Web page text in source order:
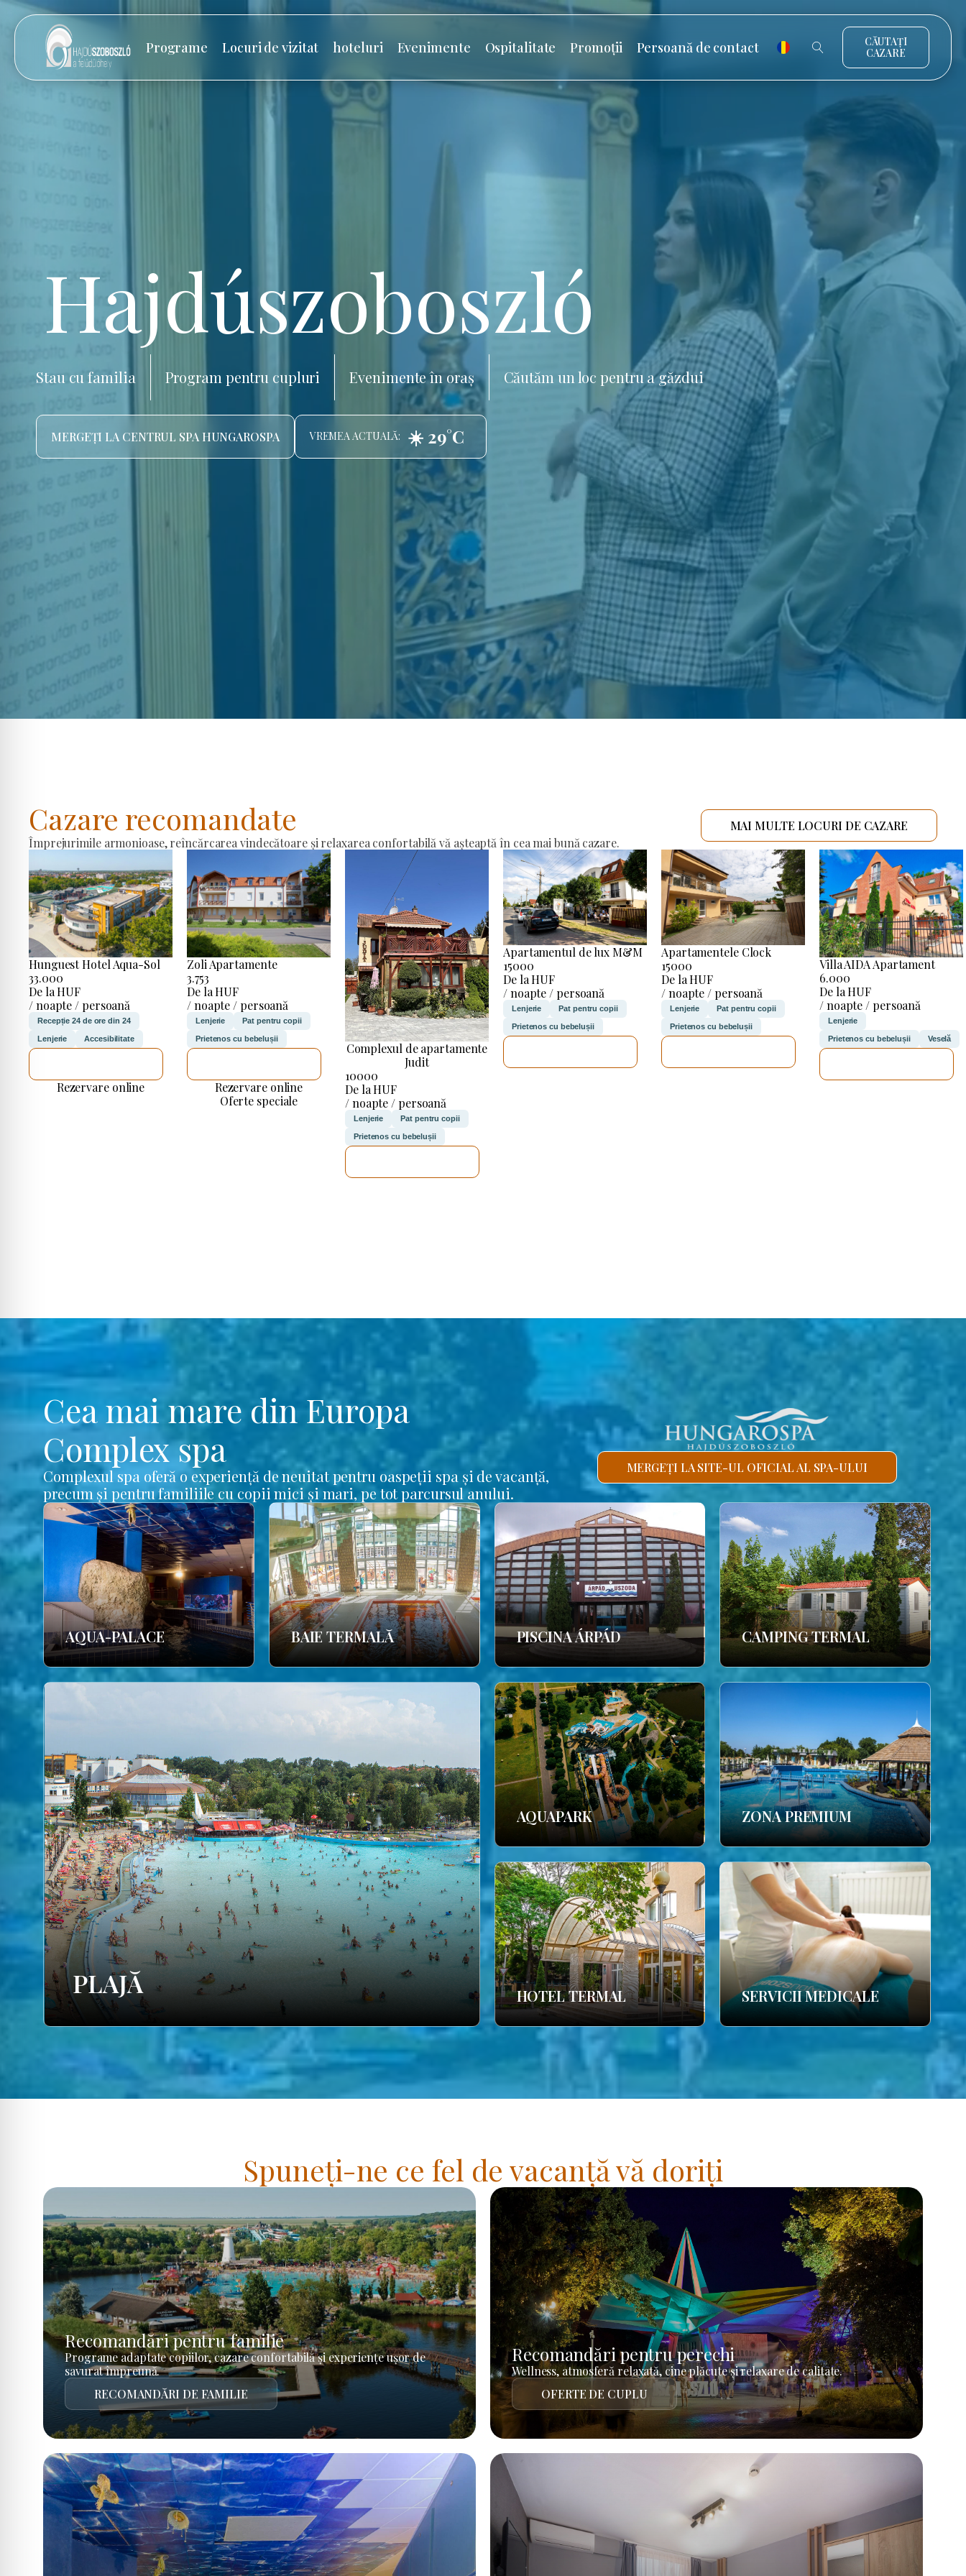
Programe Locuri de vizitat hoteluri Evenimente Ospitalitate Promoții Persoană de contact
CĂUTAȚI
CAZARE
Hajdúszoboszló
Stau cu familia Program pentru cupluri Evenimente în oraș Căutăm un loc pentru a găzdui
MERGEȚI LA CENTRUL SPA HUNGAROSPA VREMEA ACTUALĂ: ☀️ 29°C
Cazare recomandate
Împrejurimile armonioase, reîncărcarea vindecătoare și relaxarea confortabilă vă așteaptă în cea mai bună cazare.
MAI MULTE LOCURI DE CAZARE
Hunguest Hotel Aqua-Sol
33.000
De la HUF
/ noapte / persoană
Recepție 24 de ore din 24
Lenjerie Accesibilitate
Rezervare online
Zoli Apartamente
3.753
De la HUF
/ noapte / persoană
Lenjerie Pat pentru copii
Prietenos cu bebelușii
Rezervare online
Oferte speciale
Complexul de apartamente
Judit
10000
De la HUF
/ noapte / persoană
Lenjerie Pat pentru copii
Prietenos cu bebelușii
Apartamentul de lux M&M
15000
De la HUF
/ noapte / persoană
Lenjerie Pat pentru copii
Prietenos cu bebelușii
Apartamentele Clock
15000
De la HUF
/ noapte / persoană
Lenjerie Pat pentru copii
Prietenos cu bebelușii
Villa AIDA Apartament
6.000
De la HUF
/ noapte / persoană
Lenjerie
Prietenos cu bebelușii Veselă
Cea mai mare din Europa
Complex spa
Complexul spa oferă o experiență de neuitat pentru oaspeții spa și de vacanță,
precum și pentru familiile cu copii mici și mari, pe tot parcursul anului.
MERGEȚI LA SITE-UL OFICIAL AL SPA-ULUI
AQUA-PALACE BAIE TERMALĂ PISCINA ÁRPÁD CAMPING TERMAL
PLAJĂ
AQUAPARK ZONA PREMIUM
HOTEL TERMAL SERVICII MEDICALE
Spuneți-ne ce fel de vacanță vă doriți
Recomandări pentru familie
Programe adaptate copiilor, cazare confortabilă și experiențe ușor de
savurat împreună.
RECOMANDĂRI DE FAMILIE
Recomandări pentru perechi
Wellness, atmosferă relaxată, cine plăcute și relaxare de calitate.
OFERTE DE CUPLU